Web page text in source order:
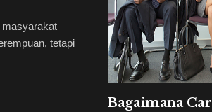
tetapi
Bagaimana